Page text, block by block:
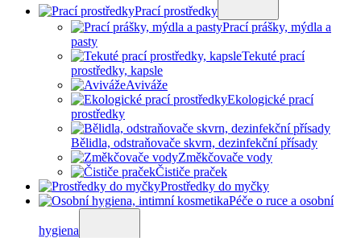
Prací prostředky
Prací prášky, mýdla a
pasty
Tekuté prací
prostředky, kapsle
Aviváže
Ekologické prací
prostředky
Bělidla, odstraňovače skvrn, dezinfekční přísady
Změkčovače vody
Čističe praček
Prostředky do myčky
Péče o ruce a osobní
hygiena